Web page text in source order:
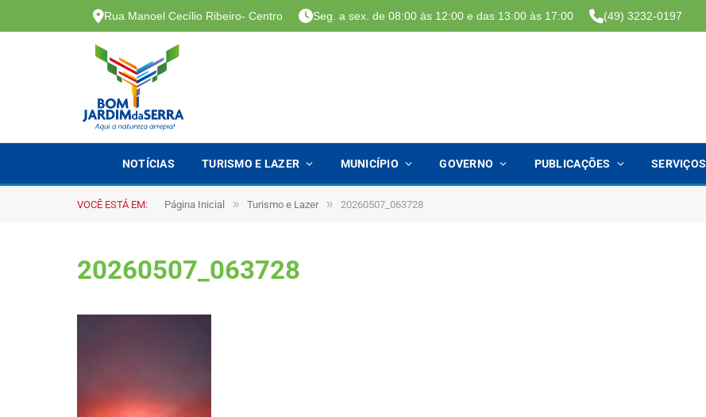
Rua Manoel Cecílio Ribeiro- Centro Seg. a sex. de 08:00 às 12:00 e das 13:00 às 17:00 (49) 3232-0197
NOTÍCIAS TURISMO E LAZER MUNICÍPIO GOVERNO PUBLICAÇÕES SERVIÇOS
VOCÊ ESTÁ EM: Página Inicial » Turismo e Lazer » 20260507_063728
20260507_063728